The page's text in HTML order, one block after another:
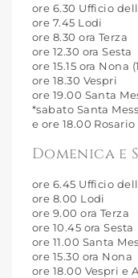
ore 6.30 Ufficio
ore 7.45 Lodi
ore 8.30 ora Terza
ore 12.30 ora Sesta
ore 15.15 ora Nona
ore 18.30 Vespri
ore 19.00 Santa
*sabato Santa
e ore 18.00 Rosario
Domenica e
ore 6.45 Ufficio
ore 8.00 Lodi
ore 9.00 ora Terza
ore 10.45 ora Sesta
ore 11.00 Santa
ore 15.30 ora Nona
ore 18.00 Vespri e